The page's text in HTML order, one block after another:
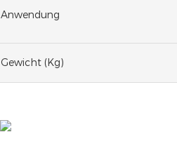
Anwendung
Gewicht (kg)